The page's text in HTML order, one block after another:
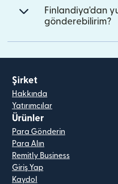
Finlandiya'dan
gönderebilirim?
Şirket
Hakkında
Yatırımcılar
Ürünler
Para Gönderin
Para Alın
Remitly Business
Giriş Yap
Kaydol